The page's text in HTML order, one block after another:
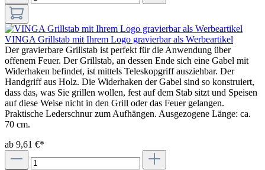
VINGA Grillstab mit Ihrem Logo gravierbar als Werbeartikel
Der gravierbare Grillstab ist perfekt für die Anwendung über
offenem Feuer. Der Grillstab, an dessen Ende sich eine Gabel mit
Widerhaken befindet, ist mittels Teleskopgriff ausziehbar. Der
Handgriff aus Holz. Die Widerhaken der Gabel sind so konstruiert,
dass das, was Sie grillen wollen, fest auf dem Stab sitzt und Speisen
auf diese Weise nicht in den Grill oder das Feuer gelangen.
Praktische Lederschnur zum Aufhängen. Ausgezogene Länge: ca.
70 cm.
ab 9,61 €*